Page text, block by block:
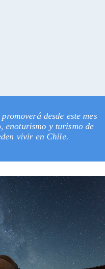
desde este mes
enoturismo y turismo de
vivir en Chile.